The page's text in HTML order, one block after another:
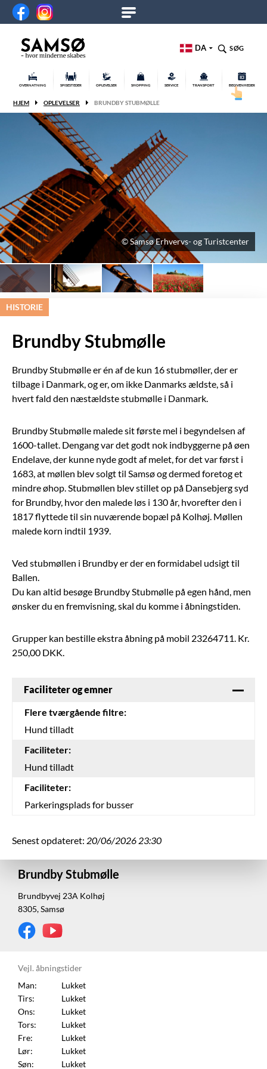
DA SØG
OVERNATNING SPISESTEDER OPLEVELSER SHOPPING SERVICE TRANSPORT BEGIVENHEDER
HJEM OPLEVELSER BRUNDBY STUBMØLLE
© Samsø Erhvervs- og Turistcenter
HISTORIE
Brundby Stubmølle
Brundby Stubmølle er én af de kun 16 stubmøller, der er
tilbage i Danmark, og er, om ikke Danmarks ældste, så i
hvert fald den næstældste stubmølle i Danmark.
Brundby Stubmølle malede sit første mel i begyndelsen af
1600-tallet. Dengang var det godt nok indbyggerne på øen
Endelave, der kunne nyde godt af melet, for det var først i
1683, at møllen blev solgt til Samsø og dermed foretog et
mindre øhop. Stubmøllen blev stillet op på Dansebjerg syd
for Brundby, hvor den malede løs i 130 år, hvorefter den i
1817 flyttede til sin nuværende bopæl på Kolhøj. Møllen
malede korn indtil 1939.
Ved stubmøllen i Brundby er der en formidabel udsigt til
Ballen.
Du kan altid besøge Brundby Stubmølle på egen hånd, men
ønsker du en fremvisning, skal du komme i åbningstiden.
Grupper kan bestille ekstra åbning på mobil 23264711. Kr.
250,00 DKK.
Faciliteter og emner
Flere tværgående filtre:
Hund tilladt
Faciliteter:
Hund tilladt
Faciliteter:
Parkeringsplads for busser
Senest opdateret: 20/06/2026 23:30
Brundby Stubmølle
Brundbyvej 23A Kolhøj
8305, Samsø
Vejl. åbningstider
Man:
Lukket
Tirs:
Lukket
Ons:
Lukket
Tors:
Lukket
Fre:
Lukket
Lør:
Lukket
Søn:
Lukket